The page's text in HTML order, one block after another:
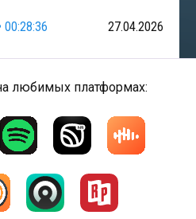
00:28:36 27.04.2026
любимых платформах: